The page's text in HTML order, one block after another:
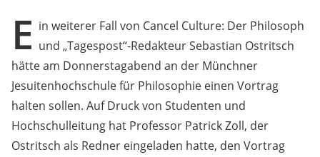
E in weiterer Fall von Cancel Culture: Der Philosoph
und „Tagespost“-Redakteur Sebastian Ostritsch
hätte am Donnerstagabend an der Münchner
Jesuitenhochschule für Philosophie einen Vortrag
halten sollen. Auf Druck von Studenten und
Hochschulleitung hat Professor Patrick Zoll, der
Ostritsch als Redner eingeladen hatte, den Vortrag